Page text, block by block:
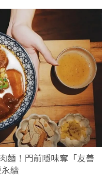
麵！門前隱味奪「友善
續